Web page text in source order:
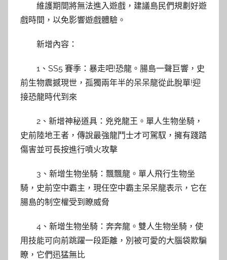
維護期間將無法進入遊戲，建議島民們規劃好遊
戲時間，以免影響遊戲體驗。
新增內容：
1、SS5 賽季：暴走吧!恐龍。腸島一聲巨響，史
前生物震撼現世，孤獨兩年半的呆呆龍從此脫單!迎
接恐龍時代到來
2、新增神秘道具：兇兇龍王。單人生物坐騎，
史前陸地王者，傳說最強龍鬥士才可駕馭，擁有踐踏
傷害並可長按進行噴火攻擊
3、新增生物坐騎：飄飄龍。單人飛行生物坐
騎，史前空中霸主，現任空中霸主呆呆龍表示，它在
腸島的制空權受到瞭威脅
4、新增生物坐騎：奔奔龍。雙人生物坐騎，使
用技能可向前跳躍一段距離，別被可愛的大腦袋欺騙
瞭，它們迅猛無比